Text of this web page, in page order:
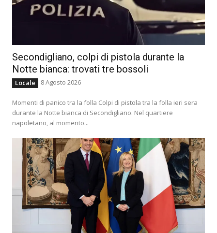
Secondigliano, colpi di pistola durante la
Notte bianca: trovati tre bossoli
Locale 8 Agosto 2026
Momenti di panico tra la folla Colpi di pistola tra la folla ieri sera
durante la Notte bianca di Secondigliano. Nel quartiere
napoletano, al momento...